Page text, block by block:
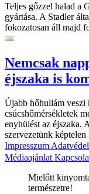
Teljes gőzzel halad a
gyártása. A Stadler
fokozatosan áll majd
Nemcsak
éjszaka is
Újabb hőhullám veszi
csúcshőmérsékletek
enyhülést az éjszaka.
szervezetünk
Impresszum
Médiaajánlat
Mielőtt
természetre!